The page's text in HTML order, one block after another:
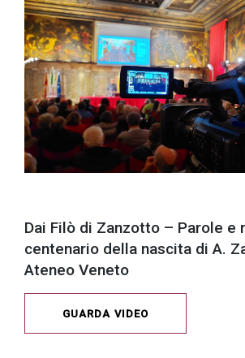
Dai Filò di Zanzotto – Parole e
centenario della nascita di A.
Ateneo Veneto
GUARDA VIDEO